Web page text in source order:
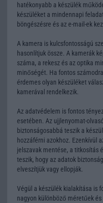
hatékonyabb a készülék
készüléket a mindennapi
böngészésre és az e-mail-ek
A kamera is kulcsfontosságú
hasonlítjuk össze. A kamerák
száma, a rekesz és az optika
minőségét. Ha fontos
érdemes olyan készüléket
kamerával rendelkezik.
Az adatvédelem is fontos
esetében. Az ujjlenyomat-
biztonságosabbá teszik a
hozzáférni azokhoz. Ezenkívül
jelszavak mentése, a titkosítás
teszik, hogy az adatok
elveszítjük vagy ellopják.
Végül a készülék kialakítása is
nagyon különböző méretűek